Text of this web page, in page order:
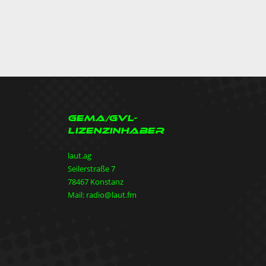
GEMA/GVL-
Lizenzinhaber
laut.ag
Seilerstraße 7
78467 Konstanz
Mail: radio@laut.fm